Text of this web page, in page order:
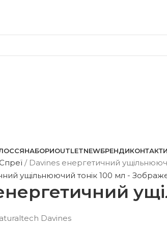
НАБОРИOUTLETNEWБРЕНДИКОНТАКТИ
Спреї Davines енергетичний
Davines